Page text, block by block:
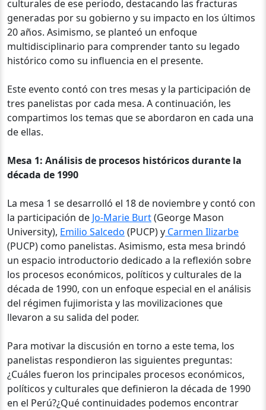
culturales de ese periodo, destacando las fracturas
generadas por su gobierno y su impacto en los últimos
20 años. Asimismo, se planteó un enfoque
multidisciplinario para comprender tanto su legado
histórico como su influencia en el presente.
Este evento contó con tres mesas y la participación de
tres panelistas por cada mesa. A continuación, les
compartimos los temas que se abordaron en cada una
de ellas.
Mesa 1: Análisis de procesos históricos durante la
década de 1990
La mesa 1 se desarrolló el 18 de noviembre y contó con
la participación de Jo-Marie Burt(George Mason
University), Emilio Salcedo (PUCP) y Carmen Ilizarbe
(PUCP) como panelistas. Asimismo, esta mesa brindó
un espacio introductorio dedicado a la reflexión sobre
los procesos económicos, políticos y culturales de la
década de 1990, con un enfoque especial en el análisis
del régimen fujimorista y las movilizaciones que
llevaron a su salida del poder.
Para motivar la discusión en torno a este tema, los
panelistas respondieron las siguientes preguntas:
¿Cuáles fueron los principales procesos económicos,
políticos y culturales que definieron la década de 1990
en el Perú?¿Qué continuidades podemos encontrar